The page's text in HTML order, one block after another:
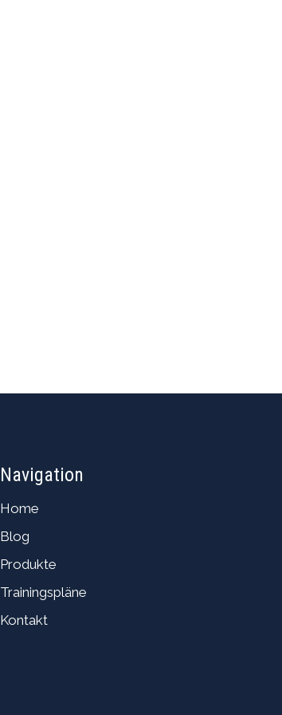
Navigation
Home
Blog
Produkte
Trainingspläne
Kontakt